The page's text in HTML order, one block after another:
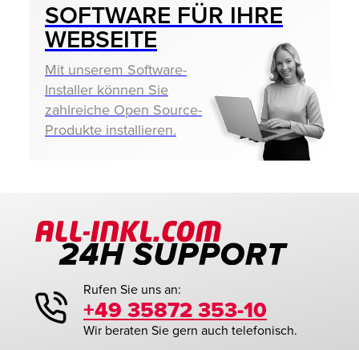
SOFTWARE FÜR IHRE
WEBSEITE
Mit unserem Software-
Installer können Sie
zahlreiche Open Source-
Produkte installieren.
Rufen Sie uns an:
+49 35872 353-10
Wir beraten Sie gern auch telefonisch.